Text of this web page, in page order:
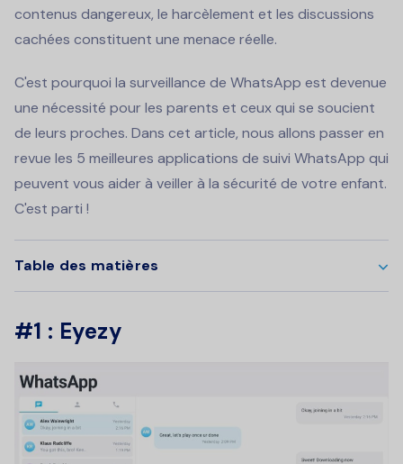
contenus dangereux, le harcèlement et les discussions
cachées constituent une menace réelle.
C'est pourquoi la surveillance de WhatsApp est devenue
une nécessité pour les parents et ceux qui se soucient
de leurs proches. Dans cet article, nous allons passer en
revue les 5 meilleures applications de suivi WhatsApp qui
peuvent vous aider à veiller à la sécurité de votre enfant.
C'est parti !
Table des matières
#1 : Eyezy